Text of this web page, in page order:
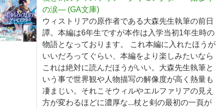
の涙― (GA文庫)
ウィストリアの原作者である大森先生執筆の前日
譚。本編は6年生ですが本作は入学当初1年生時の
物語となっております。 これ本編に入れたほうが
いいだろってぐらい、本編をより楽しみたいなら
これは絶対に読んだほうがいい。大森先生執筆と
いう事で世界観や人物描写の解像度が高く熱量も
凄まじい。それこそウィルやエルファリアの見え
方が変わるほどに濃厚な...杖と剣の最初の一頁が